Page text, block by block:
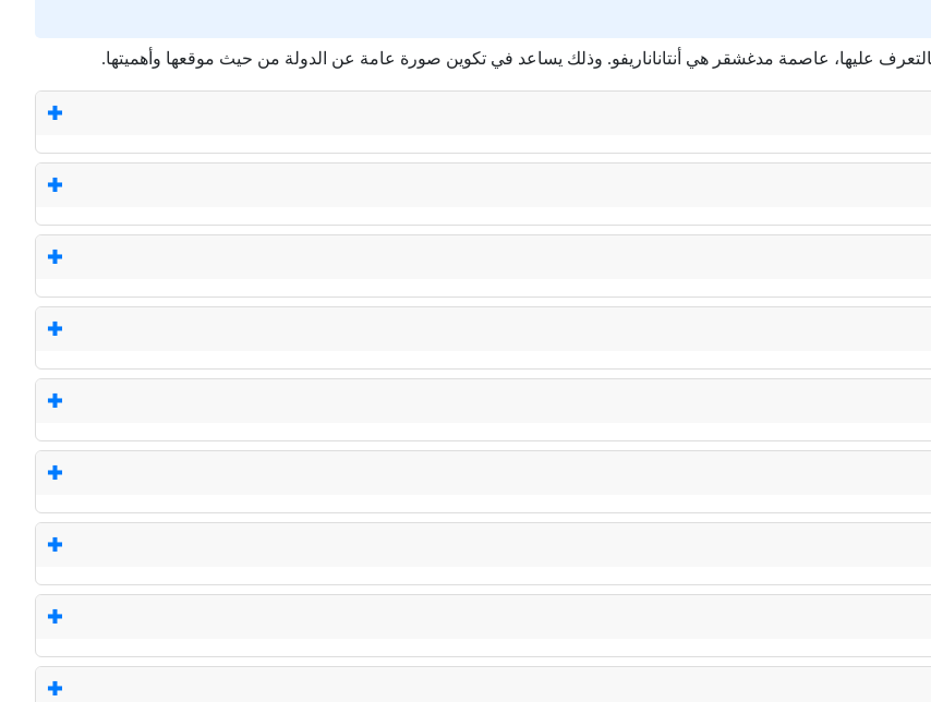
عليها، عاصمة مدغشقر هي أنتاناناريفو. وذلك يساعد في تكوين صورة عامة عن الدولة من حيث موقعها وأهميتها.